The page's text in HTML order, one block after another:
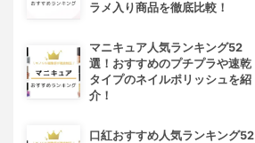
ラメ入り商品を徹底比較！
マニキュア人気ランキング52
選！おすすめのプチプラや速乾
タイプのネイルポリッシュを紹
介！
口紅おすすめ人気ランキング52